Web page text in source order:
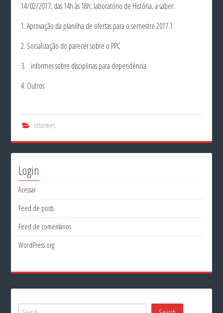
14/02/2017, das 14h às 18h, laboratório de História, a saber:
1. Aprovação da planilha de ofertas para o semestre 2017.1
2. Socialização do parecer sobre o PPC
3. informes sobre disciplinas para dependência
4. Outros
informes
Login
Acessar
Feed de posts
Feed de comentários
WordPress.org